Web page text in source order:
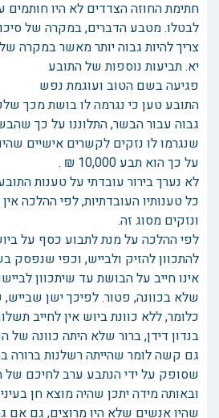
חתימת החוזה הצדדים לא היו חותמים
לבטלו. מטבע הדברים, במקרה של
צריך להיות גבוה יותר מאשר במקרה
יא. תביעות נוספות של התובע
פגיעה בשם הטוב ועוגמת נפש
התובע טען כי נגרמה לו בושת מכך
גבוה עבור הבשר, התלוננו על כך
שנגרמו לו נזקים לקשרים אישיים
על כך הוא תבע 10,000 ₪ .
לא נערך בירור עובדתי על טענות
כל טענותיו העובדתיות, לפי ההלכה
ונזקים מסוג זה.
לפי ההלכה על מנת לתבוע כסף על
להתכוון להזיק ולבייש, וכפי שנפסק
אינו חייב על הבושת עד שיתכוון
שלא בכוונה, פטור. לפיכך ישן שבייש,
כלומר, ללא כוונת ביוש אין לחייב
בנדון דידן, ברור שלא היתה כוונה
גם קשה לומר שהייתה רשלנות ברורה
שסופק על ידי הנתבע ערב לחיכם של
ובאותה מידה יתכן שהיה מוצא חן
שהיו אנשים שלא היו מרוצים, גם אם